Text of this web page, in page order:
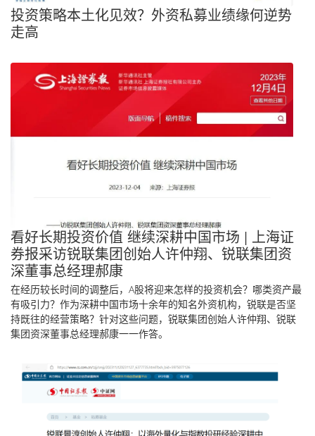
投资策略本土化见效？外资私募业绩缘何逆势
走高
看好长期投资价值 继续深耕中国市场 | 上海证
券报采访锐联集团创始人许仲翔、锐联集团资
深董事总经理郝康
在经历较长时间的调整后，A股将迎来怎样的投资机会？哪类资产最
有吸引力？作为深耕中国市场十余年的知名外资机构，锐联是否坚
持既往的经营策略？针对这些问题，锐联集团创始人许仲翔、锐联
集团资深董事总经理郝康一一作答。